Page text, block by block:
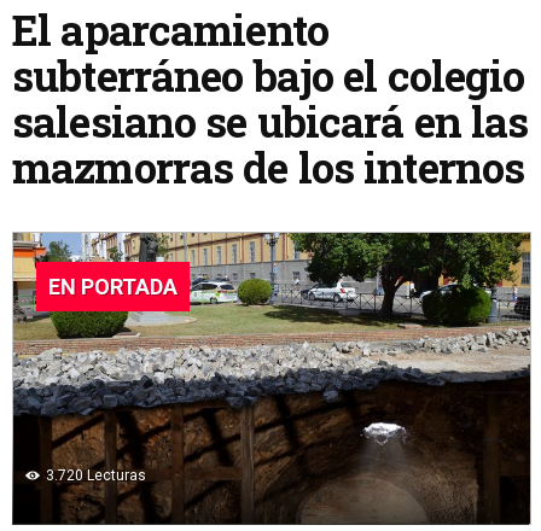
El aparcamiento
subterráneo bajo el colegio
salesiano se ubicará en las
mazmorras de los internos
EN PORTADA
3.720Lecturas